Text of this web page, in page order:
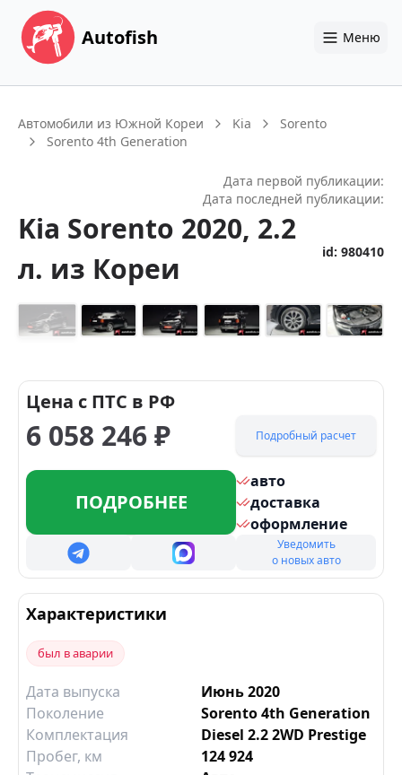
Autofish Меню
Автомобили из Южной Кореи Kia
Sorento
Sorento 4th Generation
Дата первой публикации:
Дата последней публикации:
Kia Sorento 2020, 2.2
л. из Кореи id: 980410
Цена с ПТС в РФ
6 058 246₽ Подробный расчет
ПОДРОБНЕЕ
авто
доставка
оформление
Уведомить
о новых авто
Характеристики
был в аварии
Дата выпуска
Июнь 2020
Поколение
Sorento 4th Generation
Комплектация
Diesel 2.2 2WD Prestige
Пробег, км
124 924